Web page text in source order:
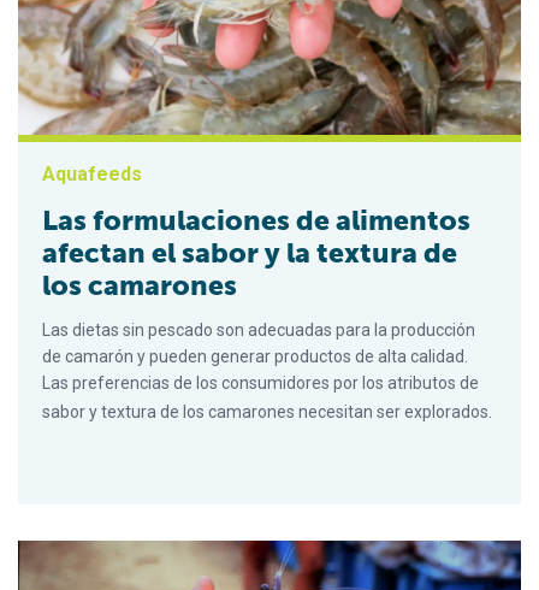
Aquafeeds
Las formulaciones de alimentos
afectan el sabor y la textura de
los camarones
Las dietas sin pescado son adecuadas para la producción
de camarón y pueden generar productos de alta calidad.
Las preferencias de los consumidores por los atributos de
sabor y textura de los camarones necesitan ser explorados.